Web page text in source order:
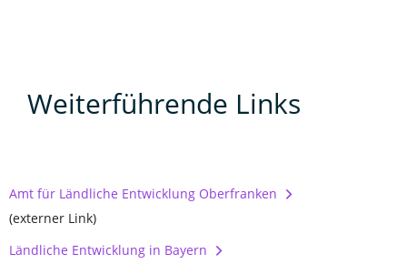
Weiterführende Links
Amt für Ländliche Entwicklung Oberfranken
(externer Link)
Ländliche Entwicklung in Bayern